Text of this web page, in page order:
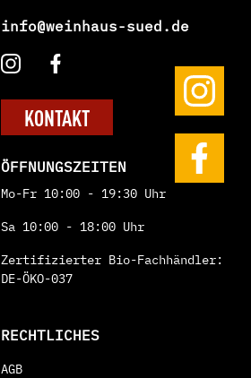
info@weinhaus-sued.de
KONTAKT
ÖFFNUNGSZEITEN
Mo-Fr 10:00 - 19:30 Uhr
Sa 10:00 - 18:00 Uhr
Zertifizierter Bio-Fachhändler:
DE-ÖKO-037
RECHTLICHES
AGB